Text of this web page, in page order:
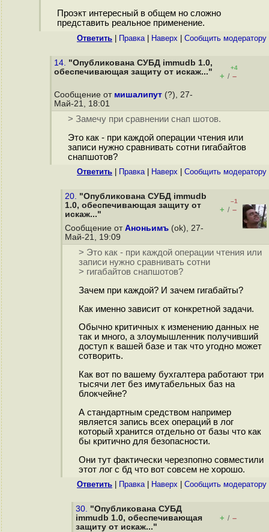
Проэкт интересный в общем но сложно
представить реальное применение.
Ответить Правка| Наверх Cообщить модератору
14. "Опубликована СУБД immudb 1.0,
обеспечивающая защиту от искаж..."
+4
+ / –
Сообщение от мишалипут (?), 27-
Май-21, 18:01
> Замечу при сравнении снап шотов.
Это как - при каждой операции чтения или
записи нужно сравнивать сотни гигабайтов
снапшотов?
Ответить Правка| Наверх Cообщить модератору
20. "Опубликована СУБД immudb
1.0, обеспечивающая защиту от
искаж..."
–1
+ / –
Сообщение от Аноньимъ (ok), 27-
Май-21, 19:09
> Это как - при каждой операции чтения или
записи нужно сравнивать сотни
> гигабайтов снапшотов?
Зачем при каждой? И зачем гигабайты?
Как именно зависит от конкретной задачи.
Обычно критичных к изменению данных не
так и много, а злоумышленник получивший
доступ к вашей базе и так что угодно может
сотворить.
Как вот по вашему бухгалтера работают три
тысячи лет без имутабельных баз на
блокчейне?
А стандартным средством например
является запись всех операций в лог
который хранится отдельно от базы что как
бы критично для безопасности.
Они тут фактически черезпопно совместили
этот лог с бд что вот совсем не хорошо.
Ответить Правка| Наверх Cообщить модератору
30. "Опубликована СУБД
immudb 1.0, обеспечивающая
защиту от искаж..."
+ / –